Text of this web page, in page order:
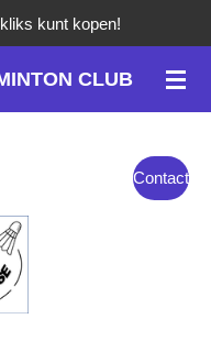
CLUB
kunt kopen!
Contact